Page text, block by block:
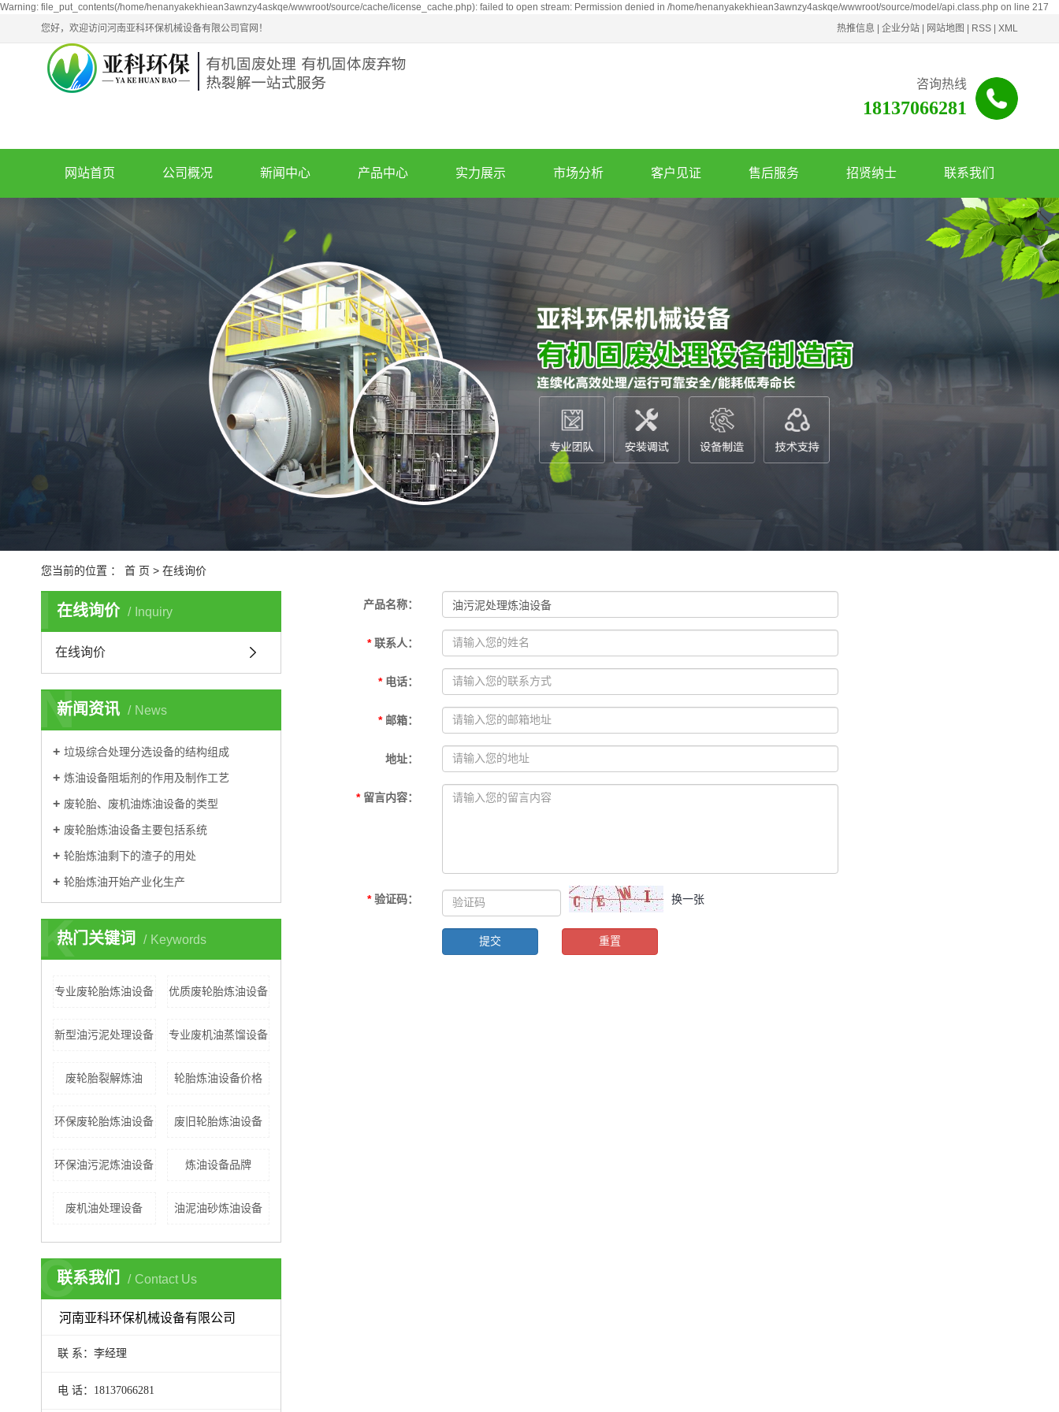
Warning: file_put_contents(/home/henanyakekhiean3awnzy4askqe/wwwroot/source/cache/license_cache.php): failed to open stream: Permission denied in /home/henanyakekhiean3awnzy4askqe/wwwroot/source/model/api.class.php on line 217
您好，欢迎访问河南亚科环保机械设备有限公司官网！
热推信息 企业分站 网站地图 RSS XML
咨询热线
18137066281
网站首页 公司概况
荣誉资质
新闻中心
技术知识
产品中心
油泥油砂炼油设备
废机油蒸馏设备
废塑料炼油设备
铝塑炼油设备
油污泥处理设备
城市垃圾处理设备
医疗垃圾处理设备
实力展示 市场分析
同行竞争分析
客户见证 售后服务 招贤纳士 联系我们
联系我们
您当前的位置 ： 首 页 > 在线询价
在线询价 Inquiry
I
在线询价
新闻资讯 News
N
垃圾综合处理分选设备的结构组成
炼油设备阻垢剂的作用及制作工艺
废轮胎、废机油炼油设备的类型
废轮胎炼油设备主要包括系统
轮胎炼油剩下的渣子的用处
轮胎炼油开始产业化生产
热门关键词 Keywords
K
专业废轮胎炼油设备 优质废轮胎炼油设备
新型油污泥处理设备 专业废机油蒸馏设备
废轮胎裂解炼油 轮胎炼油设备价格
环保废轮胎炼油设备 废旧轮胎炼油设备
环保油污泥炼油设备 炼油设备品牌
废机油处理设备 油泥油砂炼油设备
联系我们 Contact Us
C
河南亚科环保机械设备有限公司
联 系：李经理
电 话：18137066281
产品名称：
* 联系人：
* 电话：
* 邮箱：
地址：
* 留言内容：
* 验证码： 换一张